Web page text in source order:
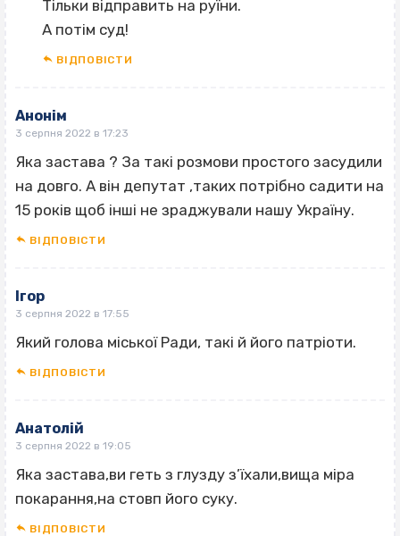
Тільки відправить на руїни.
А потім суд!
ВІДПОВІCТИ
Анонім
3 серпня 2022 в 17:23
Яка застава ? За такі розмови простого засудили
на довго. А він депутат ‚таких потрібно садити на
15 років щоб інші не зраджували нашу Україну.
ВІДПОВІCТИ
Ігор
3 серпня 2022 в 17:55
Який голова міської Ради, такі й його патріоти.
ВІДПОВІCТИ
Анатолій
3 серпня 2022 в 19:05
Яка застава,ви геть з глузду з’їхали,вища міра
покарання,на стовп його суку.
ВІДПОВІCТИ